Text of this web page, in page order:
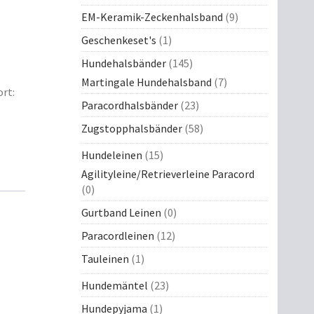
EM-Keramik-Zeckenhalsband (9)
Geschenkeset's (1)
Hundehalsbänder (145)
Martingale Hundehalsband (7)
Paracordhalsbänder (23)
Zugstopphalsbänder (58)
Hundeleinen (15)
Agilityleine/Retrieverleine Paracord
(0)
Gurtband Leinen (0)
Paracordleinen (12)
Tauleinen (1)
Hundemäntel (23)
Hundepyjama (1)